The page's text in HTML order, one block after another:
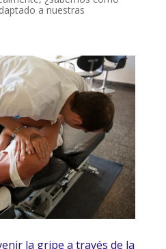
a nuestras
la gripe a través de la